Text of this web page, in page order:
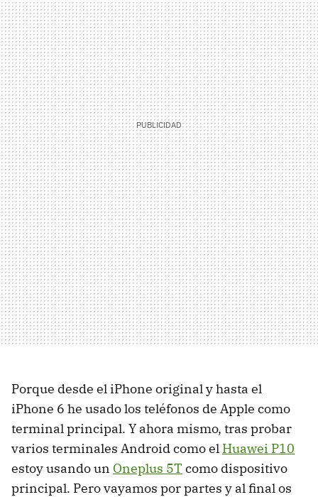
Porque desde el iPhone original y hasta el
iPhone 6 he usado los teléfonos de Apple como
terminal principal. Y ahora mismo, tras probar
varios terminales Android como el Huawei P10
estoy usando un Oneplus 5Tcomo dispositivo
principal. Pero vayamos por partes y al final os